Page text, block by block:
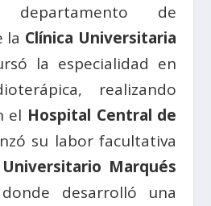
de
la Clínica Universitaria
la especialidad en
realizando
el Hospital Central de
su labor facultativa
Marqués
desarrolló una